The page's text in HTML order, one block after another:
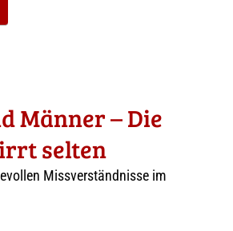
Männer – Die
selten
Missverständnisse im